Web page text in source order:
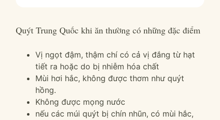
Quýt Trung Quốc khi ăn thường có những đặc điểm
Vị ngọt đậm, thậm chí có cả vị đắng từ hạt
tiết ra hoặc do bị nhiễm hóa chất
Mùi hơi hắc, không được thơm như quýt
hồng.
Không được mọng nước
nếu các múi quýt bị chín nhũn, có mùi hắc,